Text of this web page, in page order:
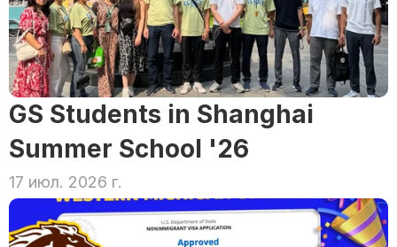
GS Students in Shanghai
Summer School '26
17 июл. 2026 г.